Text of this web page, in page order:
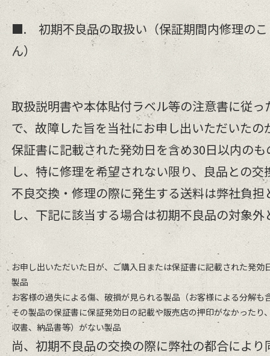
■. 初期不良品の取扱い（保証期間内修理のこ
ん）
取扱説明書や本体貼付ラベル等の注意書に従
で、故障した旨を当社にお申し出いただいた
保証書に記載された発効日を含め30日以内の
し、特に修理を希望されない限り、良品との交
不良交換・修理の際に発生する送料は弊社負担
し、下記に該当する場合は初期不良品の対象外
お申し出いただいた日が、ご購入日または保証書に記載された発効
製品
お客様の過失による傷、破損が見られる製品（お客様による分解も
その製品の保証書に保証発効日の記載や販売店の押印がなかったり
収書、納品書等）がない製品
尚、初期不良品の交換の際に弊社の都合によ